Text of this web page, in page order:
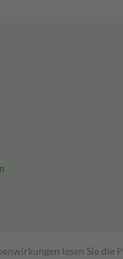
lesen Sie